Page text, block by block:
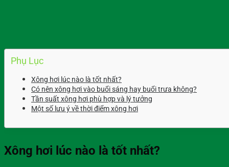
Phụ Lục
Xông hơi lúc nào là tốt nhất?
Có nên xông hơi vào buổi sáng hay buổi trưa không?
Tần suất xông hơi phù hợp và lý tưởng
Một số lưu ý về thời điểm xông hơi
Xông hơi lúc nào là tốt nhất?